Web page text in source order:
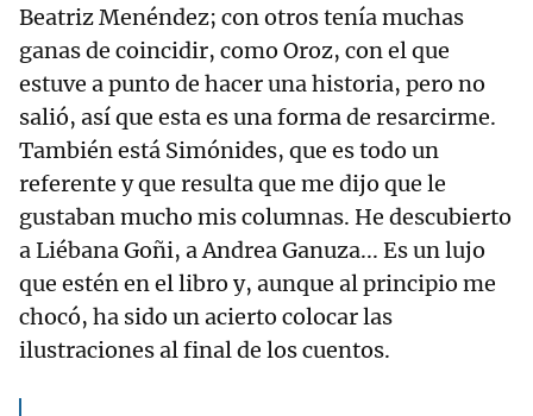
Beatriz Menéndez; con otros tenía muchas
ganas de coincidir, como Oroz, con el que
estuve a punto de hacer una historia, pero no
salió, así que esta es una forma de resarcirme.
También está Simónides, que es todo un
referente y que resulta que me dijo que le
gustaban mucho mis columnas. He descubierto
a Liébana Goñi, a Andrea Ganuza... Es un lujo
que estén en el libro y, aunque al principio me
chocó, ha sido un acierto colocar las
ilustraciones al final de los cuentos.